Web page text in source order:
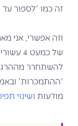
זה כמו 'לספור עד 10' כשכועסים.
וזה אפשרי, אני
של
להשתחרר
'ההתמכרות'
מודעות ושינוי